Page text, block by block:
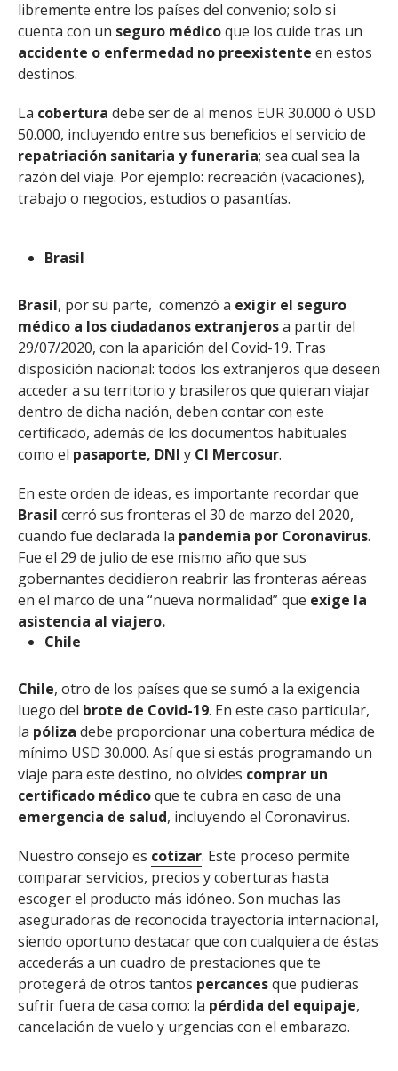
libremente entre los países del convenio; solo si
cuenta con un seguro médicoque los cuide tras un
accidente o enfermedad no preexistente en estos
destinos.
La cobertura debe ser de al menos EUR 30.000 ó USD
50.000, incluyendo entre sus beneficios el servicio de
repatriación sanitaria y funeraria; sea cual sea la
razón del viaje. Por ejemplo: recreación (vacaciones),
trabajo o negocios, estudios o pasantías.
Brasil
Brasil, por su parte, comenzó a exigir el seguro
médico a los ciudadanos extranjerosa partir del
29/07/2020, con la aparición del Covid-19. Tras
disposición nacional: todos los extranjeros que deseen
acceder a su territorio y brasileros que quieran viajar
dentro de dicha nación, deben contar con este
certificado, además de los documentos habituales
como el pasaporte, DNI y CI Mercosur.
En este orden de ideas, es importante recordar que
Brasil cerró sus fronteras el 30 de marzo del 2020,
cuando fue declarada la pandemia por Coronavirus.
Fue el 29 de julio de ese mismo año que sus
gobernantes decidieron reabrir las fronteras aéreas
en el marco de una “nueva normalidad” que exige la
asistencia al viajero.
Chile
Chile, otro de los países que se sumó a la exigencia
luego del brote de Covid-19. En este caso particular,
la póliza debe proporcionar una cobertura médica de
mínimo USD 30.000. Así que si estás programando un
viaje para este destino, no olvides comprar un
certificado médicoque te cubra en caso de una
emergencia de salud, incluyendo el Coronavirus.
Nuestro consejo es cotizar. Este proceso permite
comparar servicios, precios y coberturas hasta
escoger el producto más idóneo. Son muchas las
aseguradoras de reconocida trayectoria internacional,
siendo oportuno destacar que con cualquiera de éstas
accederás a un cuadro de prestaciones que te
protegerá de otros tantos percancesque pudieras
sufrir fuera de casa como: la pérdida del equipaje,
cancelación de vuelo y urgencias con el embarazo.